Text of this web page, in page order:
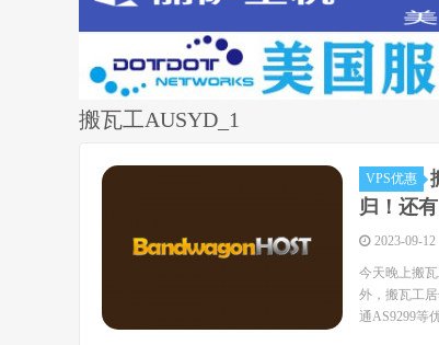
搬瓦工AUSYD_1
VPS优惠
归！还
2023-09-12
今天晚上搬
外，搬瓦工
通AS9299等